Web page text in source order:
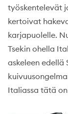
työskentelevät
kertoivat
karjapuolelle.
Tsekin ohella
askeleen
Italiassa tätä